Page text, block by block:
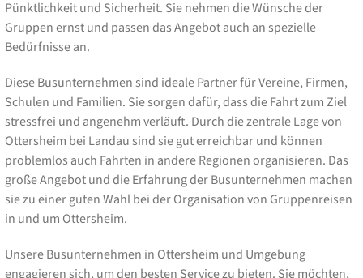
Pünktlichkeit und Sicherheit. Sie nehmen die Wünsche der
Gruppen ernst und passen das Angebot auch an spezielle
Bedürfnisse an.
Diese Busunternehmen sind ideale Partner für Vereine, Firmen,
Schulen und Familien. Sie sorgen dafür, dass die Fahrt zum Ziel
stressfrei und angenehm verläuft. Durch die zentrale Lage von
Ottersheim bei Landau sind sie gut erreichbar und können
problemlos auch Fahrten in andere Regionen organisieren. Das
große Angebot und die Erfahrung der Busunternehmen machen
sie zu einer guten Wahl bei der Organisation von Gruppenreisen
in und um Ottersheim.
Unsere Busunternehmen in Ottersheim und Umgebung
engagieren sich, um den besten Service zu bieten. Sie möchten,